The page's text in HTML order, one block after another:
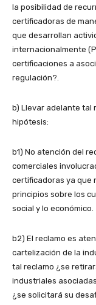
la posibilidad de
certificadoras de
que desarrollan
internacionalmente
certificaciones a
regulación?.
b) Llevar adelante tal
hipótesis:
b1) No atención del
comerciales
certificadoras ya que
principios sobre los
social y lo económico.
b2) El reclamo es
cartelización de la
tal reclamo ¿se
industriales
¿se solicitará su